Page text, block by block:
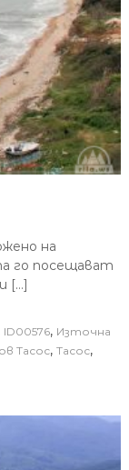
на
го посещават
[…]
ID00576, Източна
Тасос, Тасос,